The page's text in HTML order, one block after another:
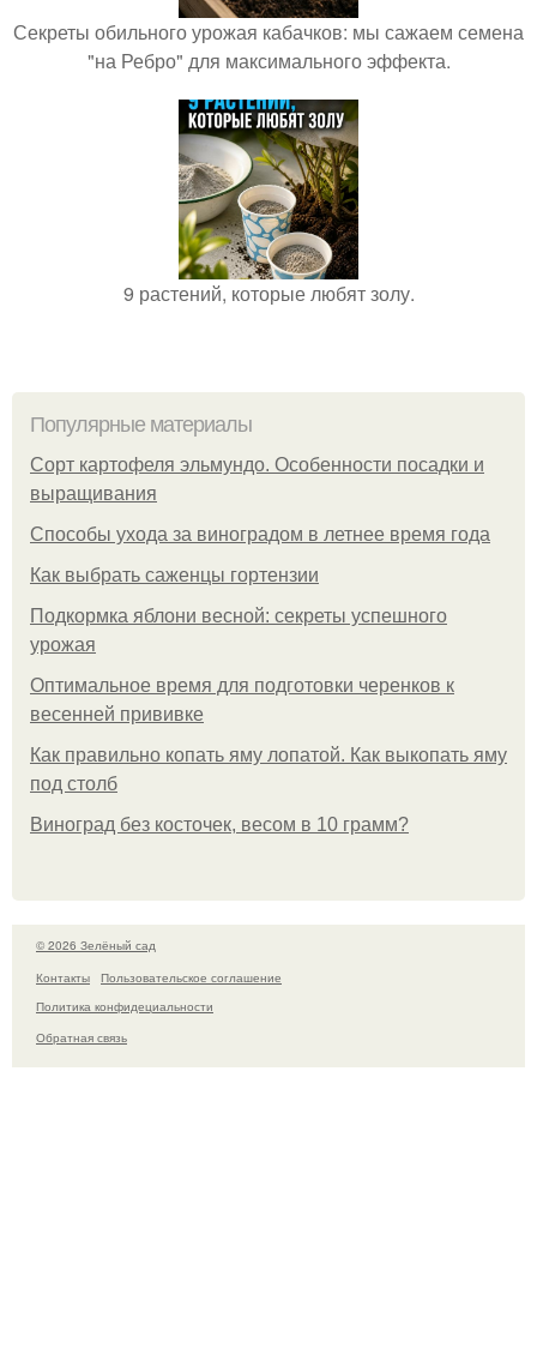
Секреты обильного урожая кабачков: мы сажаем семена
"на Ребро" для максимального эффекта.
9 растений, которые любят золу.
Популярные материалы
Сорт картофеля эльмундо. Особенности посадки и
выращивания
Способы ухода за виноградом в летнее время года
Как выбрать саженцы гортензии
Подкормка яблони весной: секреты успешного
урожая
Оптимальное время для подготовки черенков к
весенней прививке
Как правильно копать яму лопатой. Как выкопать яму
под столб
Виноград без косточек, весом в 10 грамм?
© 2026 Зелёный сад
Контакты
Пользовательское соглашение
Политика конфидециальности
Обратная связь